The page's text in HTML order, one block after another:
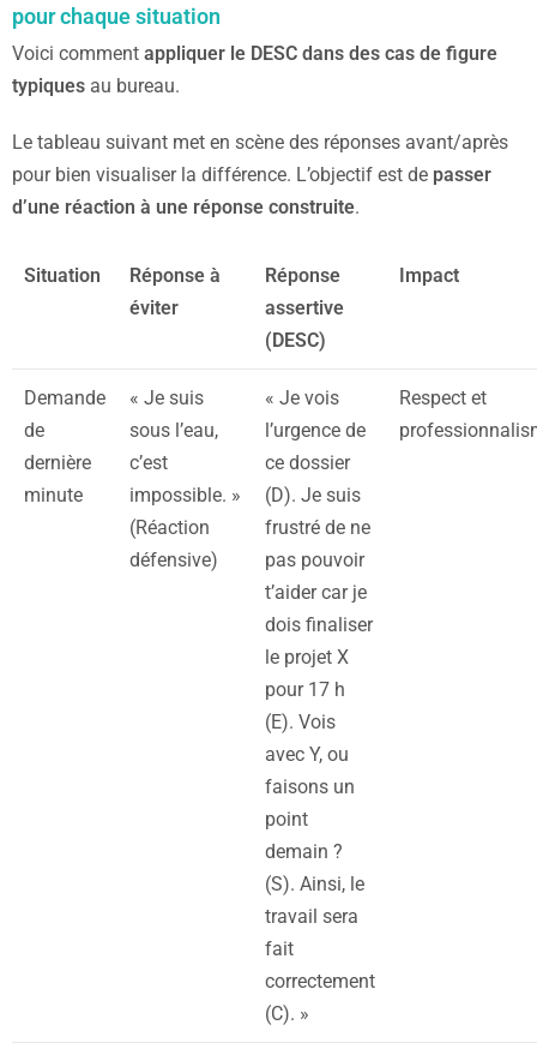
pour chaque situation
Voici comment appliquer le DESC dans des cas de figure
typiques au bureau.
Le tableau suivant met en scène des réponses avant/après
pour bien visualiser la différence. L’objectif est de passer
d’une réaction à une réponse construite.
Situation
Réponse à
éviter
Réponse
assertive
(DESC)
Impact
Demande
de
dernière
minute
« Je suis
sous l’eau,
c’est
impossible. »
(Réaction
défensive)
« Je vois
l’urgence de
ce dossier
(D). Je suis
frustré de ne
pas pouvoir
t’aider car je
dois finaliser
le projet X
pour 17 h
(E). Vois
avec Y, ou
faisons un
point
demain ?
(S). Ainsi, le
travail sera
fait
correctement
(C). »
Respect et